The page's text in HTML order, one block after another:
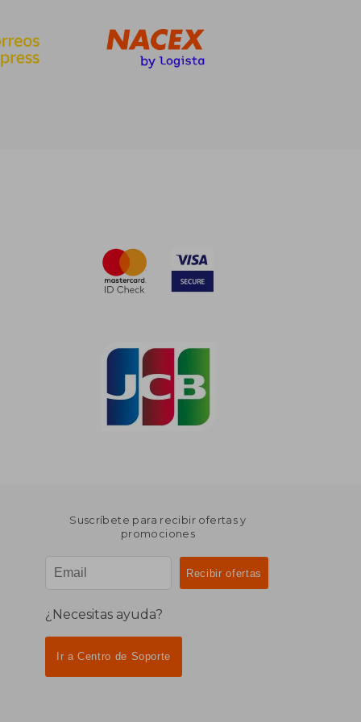
Suscríbete para recibir ofertas y
promociones
¿Necesitas ayuda?
Ir a Centro de Soporte